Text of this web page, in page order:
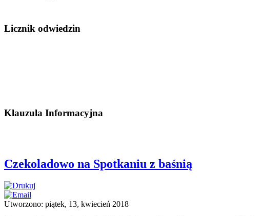
Licznik odwiedzin
Klauzula Informacyjna
Czekoladowo na Spotkaniu z baśnią
Utworzono: piątek, 13, kwiecień 2018